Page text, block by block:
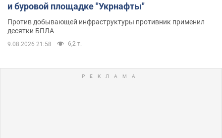
и буровой площадке "Укрнафты"
Против добывающей инфраструктуры противник применил
десятки БПЛА
9.08.2026 21:58 6,2 т.